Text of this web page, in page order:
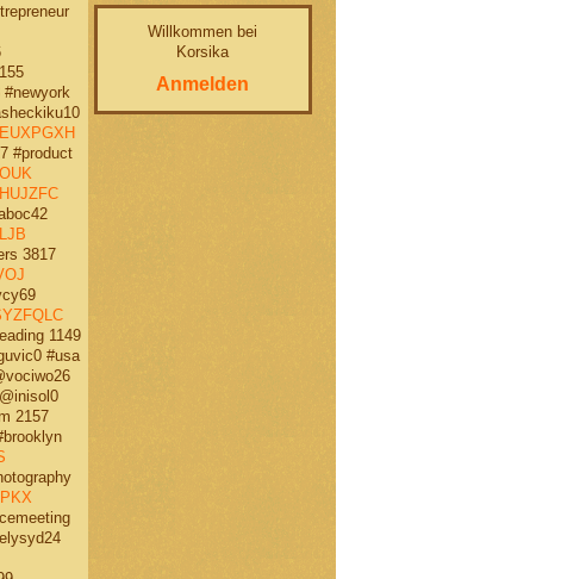
#product
3817
1149
#usa
2157
Willkommen bei
Korsika
Anmelden